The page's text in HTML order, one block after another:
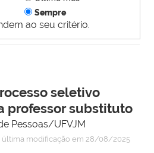
ao seu critério.
Sempre
seletivo
professor substituto
Pessoas/UFVJM
última modificação em 28/08/2025